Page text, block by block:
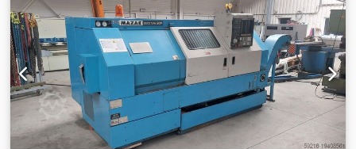
n=1 000–2 000 varv/min, IP54, utförande B3
Läggdriftsmotor: 66-671U, 1,5 kW, 170 V, 9,8 A, 1 680
varv/min, IP 44, B5-200 Med monterad
tachometergenerator TG 20, 20 V / 1 000 varv/min Med
monterat kugghjul SK 32, i=57,53, utförande B6 Hydraulik:
Hydraulgrävare typ: H13 AK Pneumatik: Twiflex skivbroms
typ: MRB Pneumatisk cylinder typ: SPWG 28032–25 mm
slag Mått: 3 100 x 3 000 x 1 700 mm (L x B x H) utan motvikt
Lattuada TL10 AV C rak kantpolermaskin med
geringsfunktion 0-45°, cerium. Renoverad på vårt lager i
Belgien. Testad och klar att användas. Dkedew U Nzrepfx
Aklsr